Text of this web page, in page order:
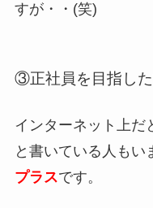
すが・・(笑)
③正社員を目指した
インターネット上だ
と書いている人もい
プラスです。